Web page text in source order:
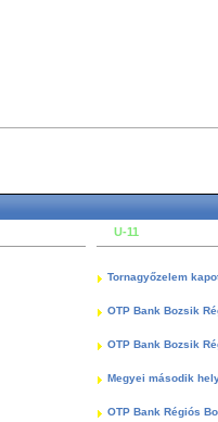
U-11
Tornagyőzelem
OTP Bank Bozsik
OTP Bank Bozsik
Megyei második
OTP Bank Régiós